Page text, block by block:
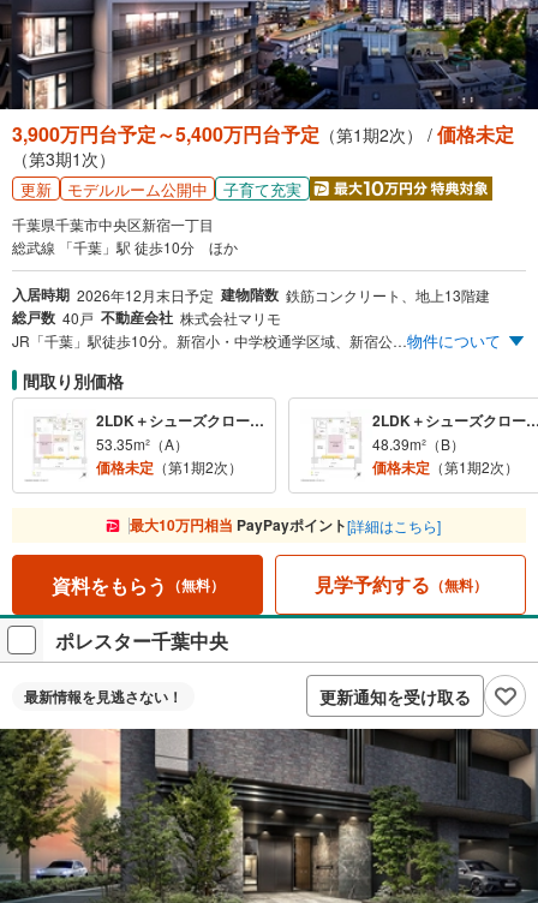
3,900万円台予定～5,400万円台予定 （第1期2次） / 価格未定
（第3期1次）
更新 モデルルーム公開中 子育て充実
千葉県千葉市中央区新宿一丁目
総武線 「千葉」駅 徒歩10分 ほか
入居時期 2026年12月末日予定 建物階数 鉄筋コンクリート、地上13階建
総戸数 40戸 不動産会社 株式会社マリモ
JR「千葉」駅徒歩10分。新宿小・中学校通学区域、新宿公園至近の閑静な住環境を享受できる全40邸。物件について
間取り別価格
2LDK＋シューズクローク＋ウォークインクロゼット×2
53.35m²（A）
価格未定 （第1期2次）
2LDK＋シューズクローク＋ウ
48.39m²（B）
価格未定 （第1期2次）
最大10万円相当 PayPayポイント[詳細はこちら]
資料をもらう （無料） 見学予約する （無料）
ポレスター千葉中央
最新情報を見逃さない！ 更新通知を受け取る